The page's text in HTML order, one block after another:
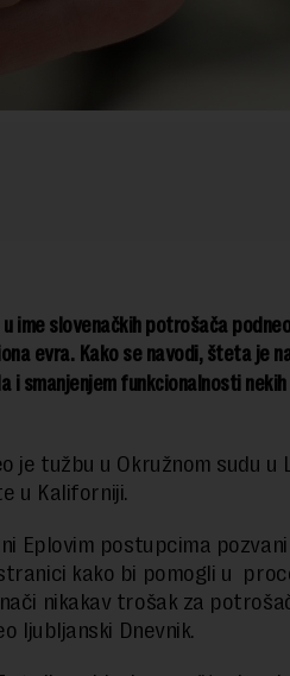
ime slovenačkih potrošača
evra. Kako se navodi, šteta je
i smanjenjem funkcionalnosti
je tužbu u Okružnom sudu u
u Kaliforniji.
Eplovim postupcima
kako bi pomogli u
nikakav trošak za
ljubljanski Dnevnik.